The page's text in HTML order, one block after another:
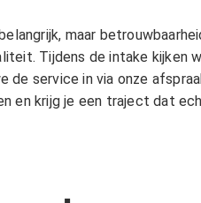
maar
Tijdens de intake
de service in via onze
en krijg je een traject dat